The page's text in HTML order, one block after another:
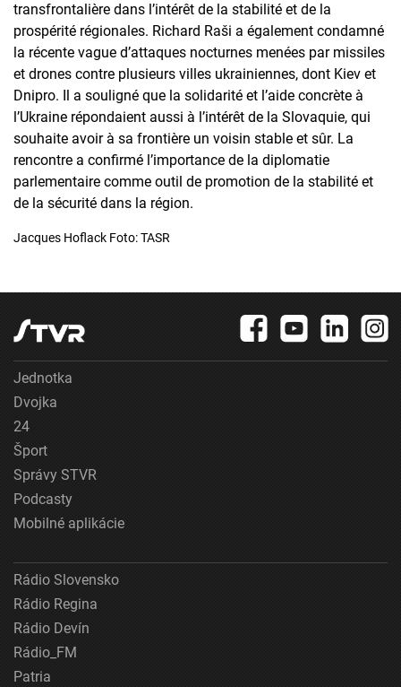
transfrontalière dans l’intérêt de la stabilité et de la
prospérité régionales. Richard Raši a également condamné
la récente vague d’attaques nocturnes menées par missiles
et drones contre plusieurs villes ukrainiennes, dont Kiev et
Dnipro. Il a souligné que la solidarité et l’aide concrète à
l’Ukraine répondaient aussi à l’intérêt de la Slovaquie, qui
souhaite avoir à sa frontière un voisin stable et sûr. La
rencontre a confirmé l’importance de la diplomatie
parlementaire comme outil de promotion de la stabilité et
de la sécurité dans la région.
Jacques Hoflack Foto: TASR
Jednotka
Dvojka
24
Šport
Správy STVR
Podcasty
Mobilné aplikácie
Rádio Slovensko
Rádio Regina
Rádio Devín
Rádio_FM
Patria